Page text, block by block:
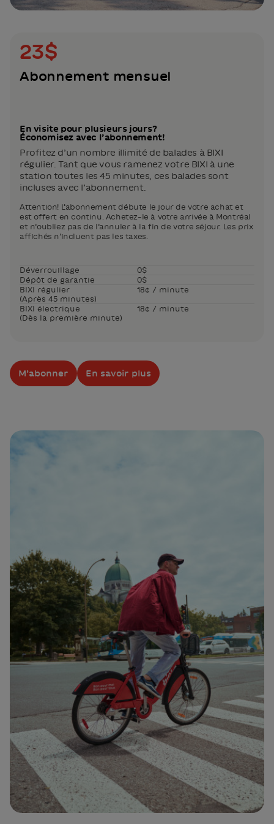
23$
Abonnement mensuel
En visite pour plusieurs jours?
Économisez avec l’abonnement!
Profitez d’un nombre illimité de balades à BIXI
régulier. Tant que vous ramenez votre BIXI à une
station toutes les 45 minutes, ces balades sont
incluses avec l’abonnement.
Attention! L’abonnement débute le jour de votre achat et
est offert en continu. Achetez-le à votre arrivée à Montréal
et n’oubliez pas de l’annuler à la fin de votre séjour. Les prix
affichés n’incluent pas les taxes.
Déverrouillage
0$
Dépôt de garantie
0$
BIXI régulier
(Après 45 minutes)
18¢ / minute
BIXI électrique
(Dès la première minute)
18¢ / minute
M’abonner En savoir plus